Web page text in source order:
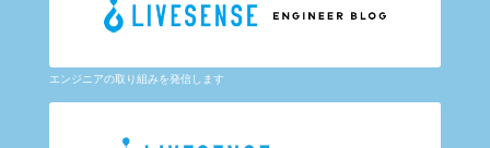
エンジニアの取り組みを発信します